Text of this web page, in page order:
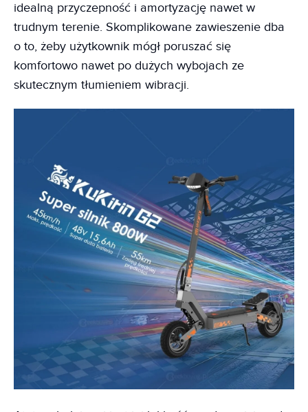
idealną przyczepność i amortyzację nawet w
trudnym terenie. Skomplikowane zawieszenie dba
o to, żeby użytkownik mógł poruszać się
komfortowo nawet po dużych wybojach ze
skutecznym tłumieniem wibracji.